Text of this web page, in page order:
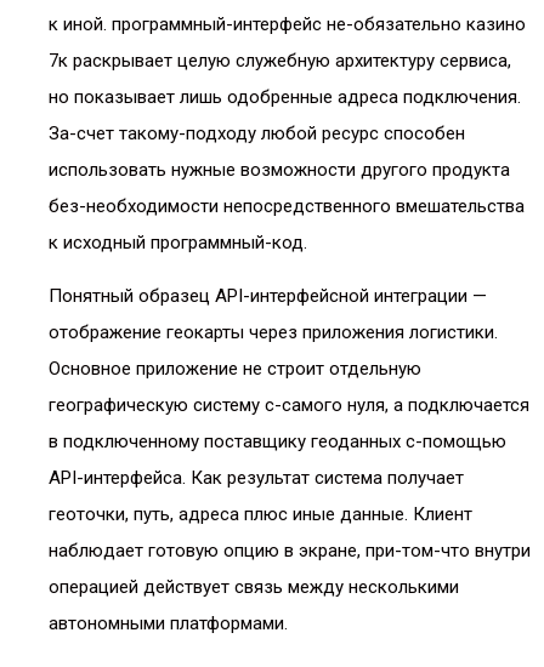
к иной. программный-интерфейс не-обязательно казино
7к раскрывает целую служебную архитектуру сервиса,
но показывает лишь одобренные адреса подключения.
За-счет такому-подходу любой ресурс способен
использовать нужные возможности другого продукта
без-необходимости непосредственного вмешательства
к исходный программный-код.
Понятный образец API-интерфейсной интеграции —
отображение геокарты через приложения логистики.
Основное приложение не строит отдельную
географическую систему с-самого нуля, а подключается
в подключенному поставщику геоданных с-помощью
API-интерфейса. Как результат система получает
геоточки, путь, адреса плюс иные данные. Клиент
наблюдает готовую опцию в экране, при-том-что внутри
операцией действует связь между несколькими
автономными платформами.